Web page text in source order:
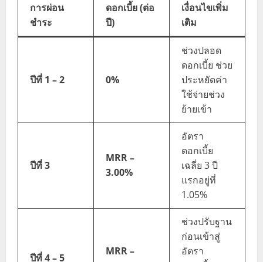
การผ่อน
ชำระ
ดอกเบี้ย (ต่อ
ปี)
เงื่อนไขเพิ่ม
เติม
ปีที่ 1 – 2 0%
ช่วงปลอด
ดอกเบี้ย ช่วย
ประหยัดค่า
ใช้จ่ายช่วง
ย้ายเข้า
ปีที่ 3
MRR –
3.00%
อัตรา
ดอกเบี้ย
เฉลี่ย 3 ปี
แรกอยู่ที่
1.05%
ปีที่ 4 – 5
MRR –
ช่วงปรับฐาน
ก่อนเข้าสู่
อัตรา